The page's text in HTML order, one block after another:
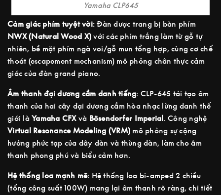
Yamaha CLP645
Cảm giác phím tuyệt vời: Đàn được trang bị bàn phím
NWX (Natural Wood X) với các phím trắng làm từ gỗ tự
nhiên, bề mặt phím ngà voi/gỗ mun tổng hợp, cùng cơ chế
thoát (escapement mechanism) mô phỏng chân thực cảm
giác của đàn grand piano.
Âm thanh đại dương cầm danh tiếng: CLP-645 tái tạo âm
thanh của hai cây đại dương cầm hòa nhạc lừng danh thế
giới là Yamaha CFXvà Bösendorfer Imperial. Công nghệ
Virtual Resonance Modeling (VRM) mô phỏng sự cộng
hưởng phức tạp của dây đàn và thùng đàn, làm cho âm
thanh phong phú và biểu cảm hơn.
Hệ thống loa mạnh mẽ: Hệ thống loa bi-amped 2 chiều
(tổng công suất 100W) mang lại âm thanh rõ ràng, chi tiết